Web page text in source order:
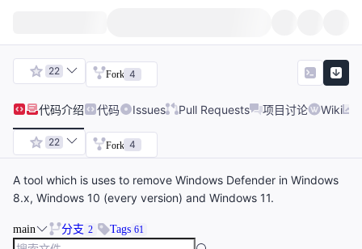
22 Fork 4
代码介绍 代码 Issues Pull Requests 项目讨论 Wiki
22 Fork 4
A tool which is uses to remove Windows Defender in Windows
8.x, Windows 10 (every version) and Windows 11.
main 分支 2 Tags 61